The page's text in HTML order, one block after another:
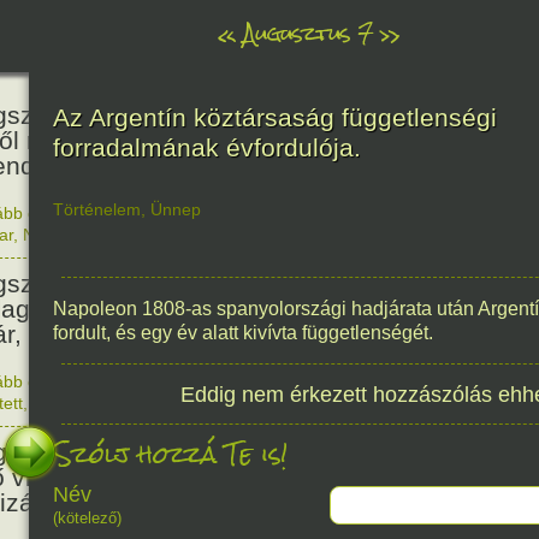
«Augusztus 7»
Báthori Erzsébet,
rémséges és kegyetlen
éltek.
466
olvasom|Nincs hozzászólás, szólj hozzá!
, Nő
Kondor Gusztáv
matematikus, egyetemi
akadémikus.
201
olvasom
Nincs hozzászólás, szólj hozzá!
1825.
Mata Hari, a híres
világháborús táncosnő,
és kém.
150
Az Argentín köztársaság függetlenségi
forradalmának évfordulója.
Történelem Ünnep
Napoleon 1808-as spanyolországi hadjárata után
fordult, és egy év alatt kivívta függetlenségét.
Eddig nem érkezett hozzászólás
Szólj hozzá Te is!
Név
(kötelező)